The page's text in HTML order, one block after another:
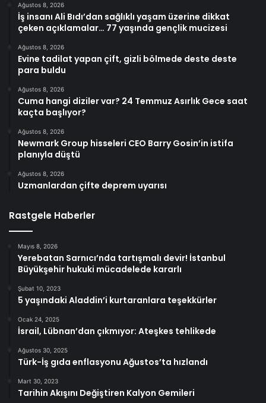
Ağustos 8, 2026
İş insanı Ali Bıdı’dan sağlıklı yaşam üzerine dikkat
çeken açıklamalar… 77 yaşında gençlik mucizesi
Ağustos 8, 2026
Evine tadilat yapan çift, gizli bölmede deste deste
para buldu
Ağustos 8, 2026
Cuma hangi diziler var? 24 Temmuz Asırlık Gece saat
kaçta başlıyor?
Ağustos 8, 2026
Newmark Group hisseleri CEO Barry Gosin’in istifa
planıyla düştü
Ağustos 8, 2026
Uzmanlardan çifte deprem uyarısı
Rastgele Haberler
Mayıs 8, 2026
Yerebatan Sarnıcı’nda tartışmalı devir! İstanbul
Büyükşehir hukuki mücadelede kararlı
Şubat 10, 2023
5 yaşındaki Aladdin’i kurtaranlara teşekkürler
Ocak 24, 2025
İsrail, Lübnan’dan çıkmıyor: Ateşkes tehlikede
Ağustos 30, 2025
Türk-İş gıda enflasyonu Ağustos’ta hızlandı
Mart 30, 2023
Tarihin Akışını Değiştiren Kalyon Gemileri